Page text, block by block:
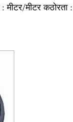
:मीटर/मीटर कठोरता :